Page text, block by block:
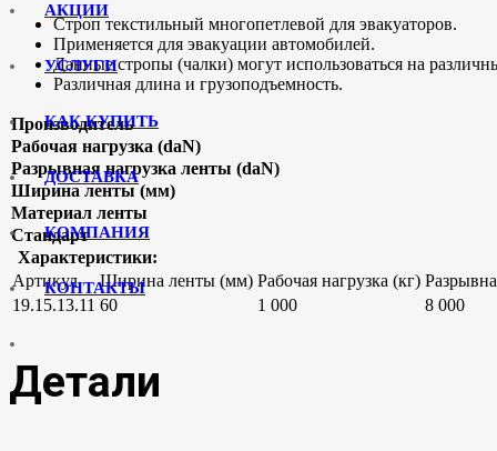
АКЦИИ
УСЛУГИ
КАК КУПИТЬ
ДОСТАВКА
КОМПАНИЯ
КОНТАКТЫ
Строп текстильный многопетлевой для эвакуаторов.
Применяется для эвакуации автомобилей.
Данные стропы (чалки) могут использоваться на
Различная длина и грузоподъемность.
Производитель
Рабочая нагрузка (daN)
Разрывная нагрузка ленты (daN)
Ширина ленты (мм)
Материал ленты
Стандарт
Характеристики:
Артикул
Ширина ленты (мм) Рабочая нагрузка (кг)
19.15.13.11 60 1 000 8 000
Детали